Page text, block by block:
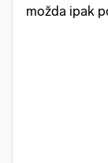
možda ipak